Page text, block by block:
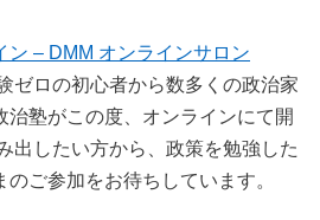
ン – DMM オンラインサロン
ゼロの初心者から数多くの政治家
治塾がこの度、オンラインにて開
出したい方から、政策を勉強した
ご参加をお待ちしています。